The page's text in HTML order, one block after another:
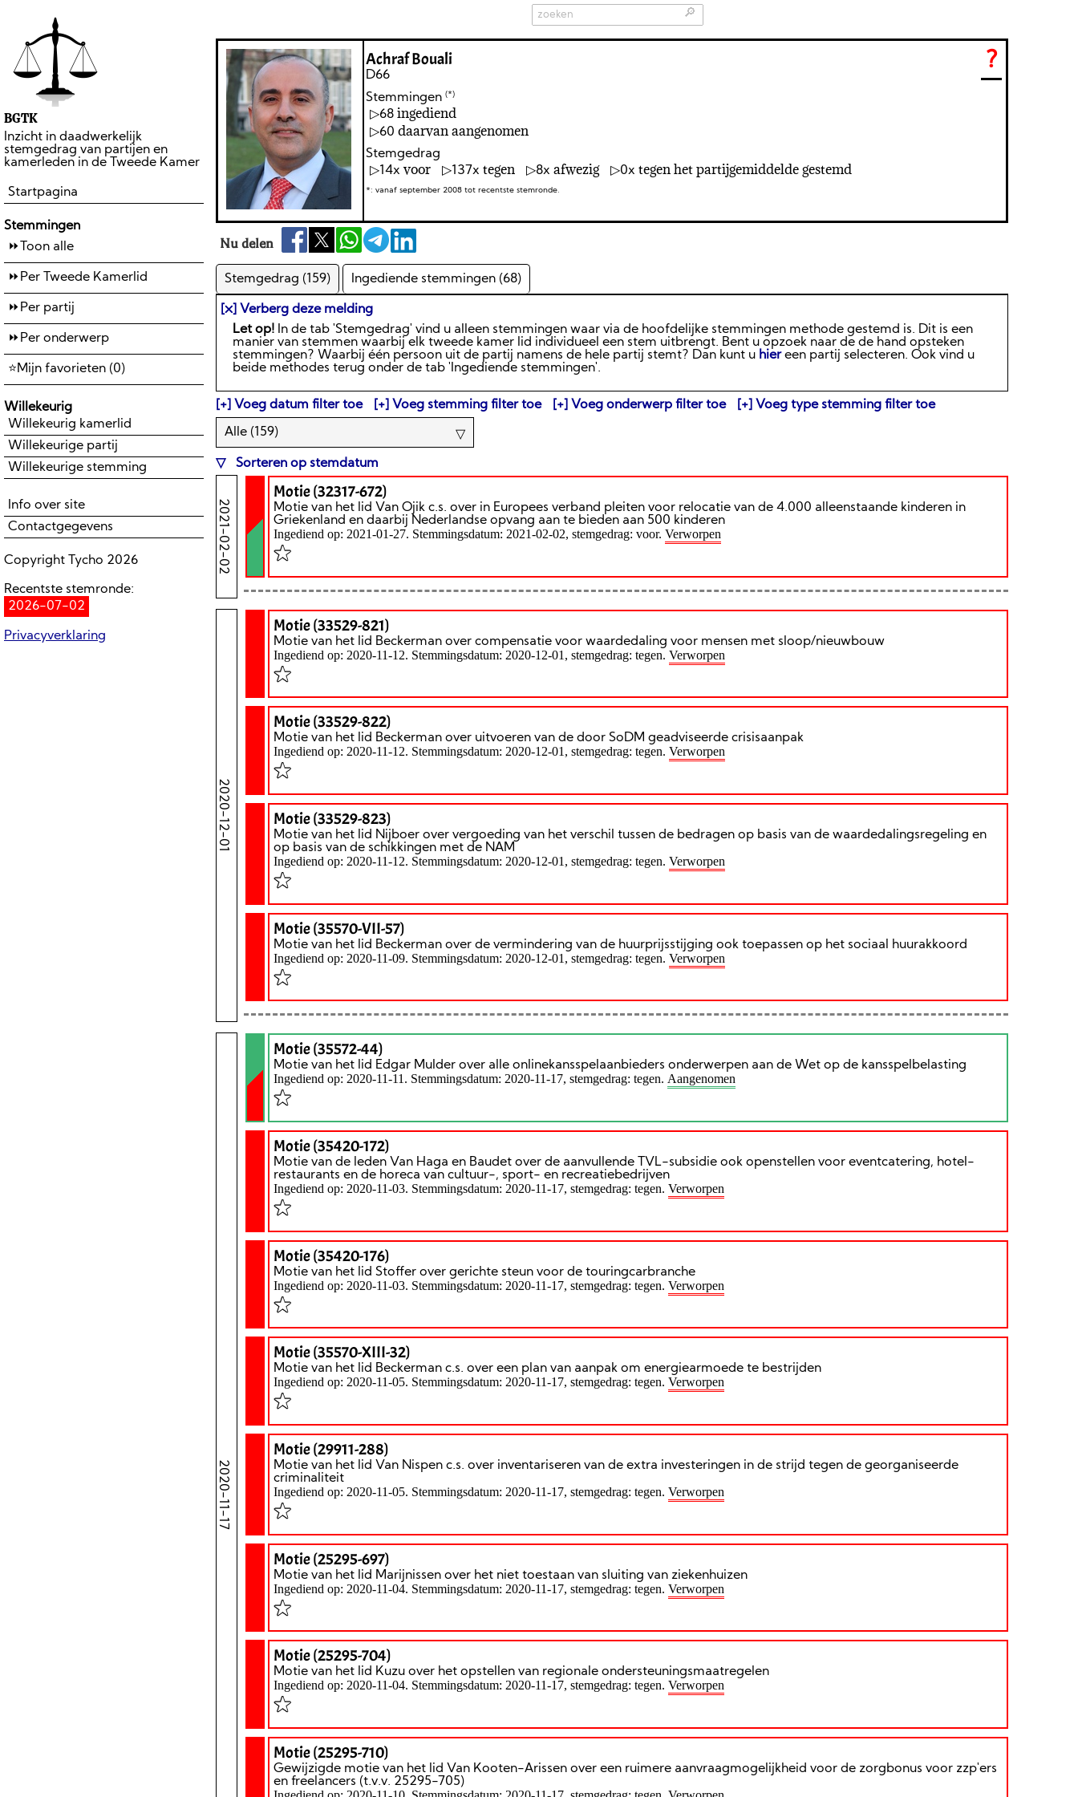
BGTK
Inzicht in daadwerkelijk
stemgedrag van partijen en
kamerleden in de Tweede Kamer
Startpagina
Stemmingen
Toon alle
Per Tweede Kamerlid
Per partij
Per onderwerp
Mijn favorieten (0)
Willekeurig
Willekeurig kamerlid
Willekeurige partij
Willekeurige stemming
Info over site
Contactgegevens
Copyright Tycho 2026
Recentste stemronde:
2026-07-02
Privacyverklaring
🔎
?
Achraf Bouali
D66
Stemmingen (*)
68 ingediend
60 daarvan aangenomen
Stemgedrag
14
voor 137 tegen 8 afwezig 0 tegen het partijgemiddelde gestemd
*: vanaf september 2008 tot recentste stemronde.
Nu delen
Stemgedrag (159) Ingediende stemmingen (68)
[⛌] Verberg deze melding
Let op!In de tab 'Stemgedrag' vind u alleen stemmingen waar via de hoofdelijke stemmingen methode gestemd is. Dit is een
manier van stemmen waarbij elk tweede kamer lid individueel een stem uitbrengt. Bent u opzoek naar de de hand opsteken
stemmingen? Waarbij één persoon uit de partij namens de hele partij stemt? Dan kunt u hiereen partij selecteren. Ook vind u
beide methodes terug onder de tab 'Ingediende stemmingen'.
Voeg datum filter toe Voeg stemming filter toe Voeg onderwerp filter toe Voeg type stemming filter toe
Alle (159)
Sorteren op stemdatum
2021-02-02
Motie (32317-672)
Motie van het lid Van Ojik c.s. over in Europees verband pleiten voor relocatie van de 4.000 alleenstaande kinderen in
Griekenland en daarbij Nederlandse opvang aan te bieden aan 500 kinderen
Ingediend op: 2021-01-27. Stemmingsdatum: 2021-02-02, stemgedrag: voor. Verworpen
2020-12-01
Motie (33529-821)
Motie van het lid Beckerman over compensatie voor waardedaling voor mensen met sloop/nieuwbouw
Ingediend op: 2020-11-12. Stemmingsdatum: 2020-12-01, stemgedrag: tegen. Verworpen
Motie (33529-822)
Motie van het lid Beckerman over uitvoeren van de door SoDM geadviseerde crisisaanpak
Ingediend op: 2020-11-12. Stemmingsdatum: 2020-12-01, stemgedrag: tegen. Verworpen
Motie (33529-823)
Motie van het lid Nijboer over vergoeding van het verschil tussen de bedragen op basis van de waardedalingsregeling en
op basis van de schikkingen met de NAM
Ingediend op: 2020-11-12. Stemmingsdatum: 2020-12-01, stemgedrag: tegen. Verworpen
Motie (35570-VII-57)
Motie van het lid Beckerman over de vermindering van de huurprijsstijging ook toepassen op het sociaal huurakkoord
Ingediend op: 2020-11-09. Stemmingsdatum: 2020-12-01, stemgedrag: tegen. Verworpen
2020-11-17
Motie (35572-44)
Motie van het lid Edgar Mulder over alle onlinekansspelaanbieders onderwerpen aan de Wet op de kansspelbelasting
Ingediend op: 2020-11-11. Stemmingsdatum: 2020-11-17, stemgedrag: tegen. Aangenomen
Motie (35420-172)
Motie van de leden Van Haga en Baudet over de aanvullende TVL-subsidie ook openstellen voor eventcatering, hotel-
restaurants en de horeca van cultuur-, sport- en recreatiebedrijven
Ingediend op: 2020-11-03. Stemmingsdatum: 2020-11-17, stemgedrag: tegen. Verworpen
Motie (35420-176)
Motie van het lid Stoffer over gerichte steun voor de touringcarbranche
Ingediend op: 2020-11-03. Stemmingsdatum: 2020-11-17, stemgedrag: tegen. Verworpen
Motie (35570-XIII-32)
Motie van het lid Beckerman c.s. over een plan van aanpak om energiearmoede te bestrijden
Ingediend op: 2020-11-05. Stemmingsdatum: 2020-11-17, stemgedrag: tegen. Verworpen
Motie (29911-288)
Motie van het lid Van Nispen c.s. over inventariseren van de extra investeringen in de strijd tegen de georganiseerde
criminaliteit
Ingediend op: 2020-11-05. Stemmingsdatum: 2020-11-17, stemgedrag: tegen. Verworpen
Motie (25295-697)
Motie van het lid Marijnissen over het niet toestaan van sluiting van ziekenhuizen
Ingediend op: 2020-11-04. Stemmingsdatum: 2020-11-17, stemgedrag: tegen. Verworpen
Motie (25295-704)
Motie van het lid Kuzu over het opstellen van regionale ondersteuningsmaatregelen
Ingediend op: 2020-11-04. Stemmingsdatum: 2020-11-17, stemgedrag: tegen. Verworpen
Motie (25295-710)
Gewijzigde motie van het lid Van Kooten-Arissen over een ruimere aanvraagmogelijkheid voor de zorgbonus voor zzp'ers
en freelancers (t.v.v. 25295-705)